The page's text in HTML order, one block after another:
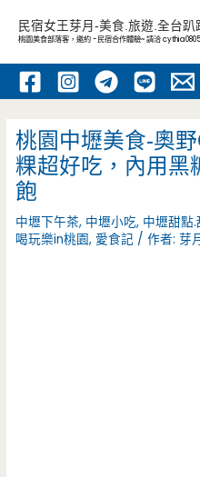
內
民宿女王芽月-美食.旅遊.全台趴
桃園美食部落客，邀約 -民宿合作體驗~ 請洽
桃園中壢美食-奧
粿超好吃，內用黑
飽
中壢下午茶, 中壢小吃, 中壢甜點
喝玩樂in桃園, 愛食記 / 作者:芽